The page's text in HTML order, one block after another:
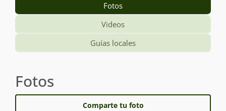
Fotos
Videos
Guías locales
Fotos
Comparte tu foto